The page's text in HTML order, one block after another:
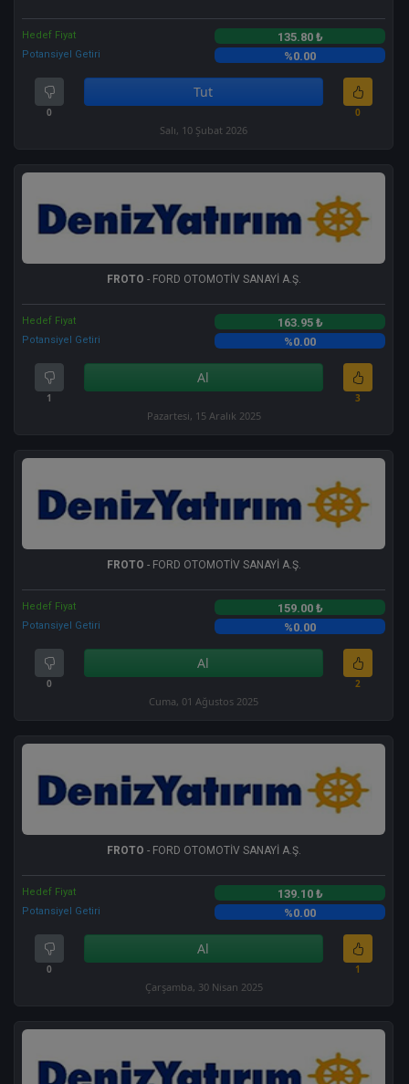
Hedef Fiyat 135.80 ₺
Potansiyel Getiri %0.00
0
Tut
0
Salı, 10 Şubat 2026
FROTO - FORD OTOMOTİV SANAYİ A.Ş.
Hedef Fiyat 163.95 ₺
Potansiyel Getiri %0.00
1
Al
3
Pazartesi, 15 Aralık 2025
FROTO - FORD OTOMOTİV SANAYİ A.Ş.
Hedef Fiyat 159.00 ₺
Potansiyel Getiri %0.00
0
Al
2
Cuma, 01 Ağustos 2025
FROTO - FORD OTOMOTİV SANAYİ A.Ş.
Hedef Fiyat 139.10 ₺
Potansiyel Getiri %0.00
0
Al
1
Çarşamba, 30 Nisan 2025